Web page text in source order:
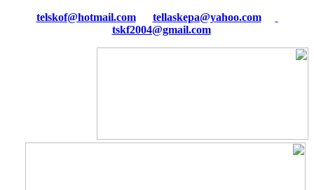
tellaskepa@yahoo.com
tskf2004@gmail.com